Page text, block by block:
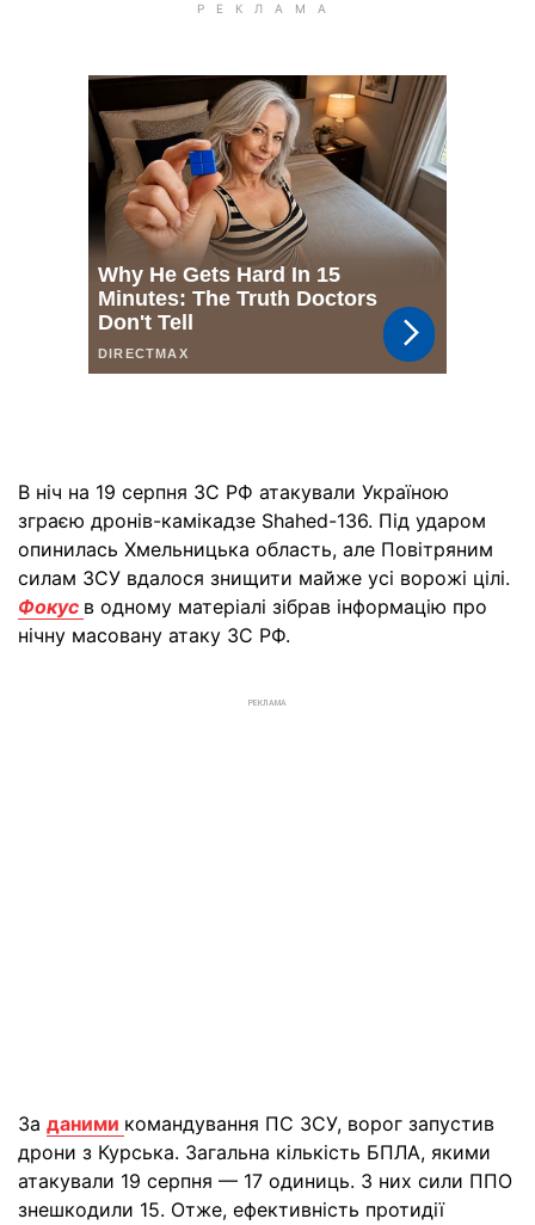
В ніч на 19 серпня ЗС РФ атакували Україною
зграєю дронів-камікадзе Shahed-136. Під ударом
опинилась Хмельницька область, але Повітряним
силам ЗСУ вдалося знищити майже усі ворожі цілі.
Фокус в одному матеріалі зібрав інформацію про
нічну масовану атаку ЗС РФ.
РЕКЛАМА
За даними командування ПС ЗСУ, ворог запустив
дрони з Курська. Загальна кількість БПЛА, якими
атакували 19 серпня — 17 одиниць. З них сили ППО
знешкодили 15. Отже, ефективність протидії